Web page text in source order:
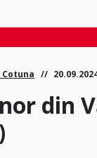
din